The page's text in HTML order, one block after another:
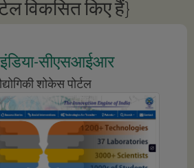
विकसित किए हैं}
सीएसआईआर
शोकेस पोर्टल